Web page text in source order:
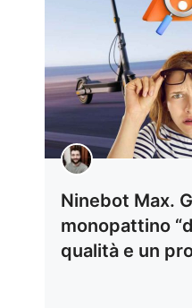
Ninebot Max.
monopattino
qualità e un